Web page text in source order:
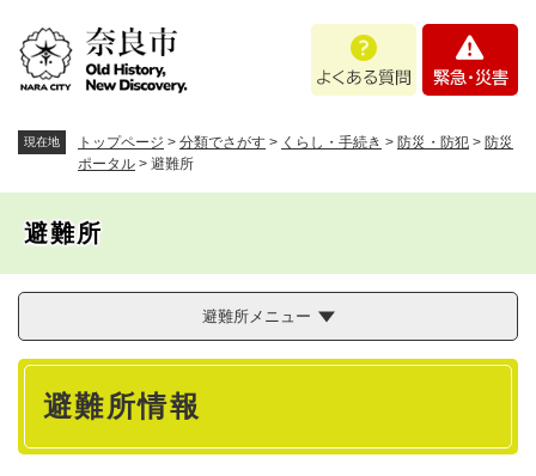
あ
問
・
現在地 トップページ > 分類でさがす > くらし・手続き > 防災・防犯 > 防災
ポータル > 避難所
避難所
避難所メニュー
本
避難所情報